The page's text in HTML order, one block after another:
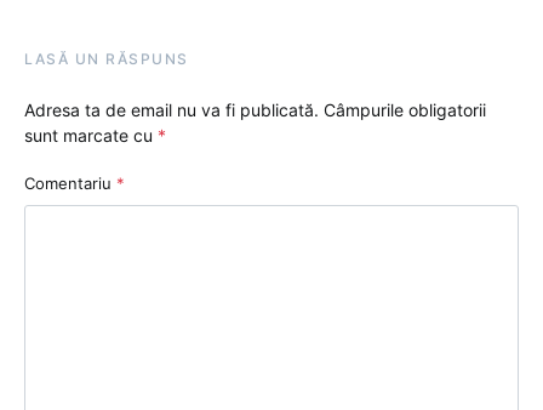
LASĂ UN RĂSPUNS
Adresa ta de email nu va fi publicată. Câmpurile obligatorii
sunt marcate cu *
Comentariu *